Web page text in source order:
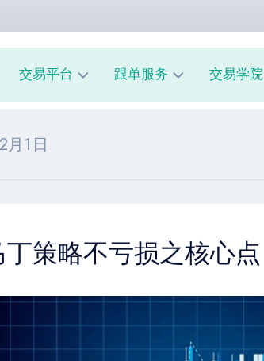
交易平台
教
经
评
跟单服务
跟
单
指
南
交易学院
管
理
场
月1日
丁策略不亏损之核心点